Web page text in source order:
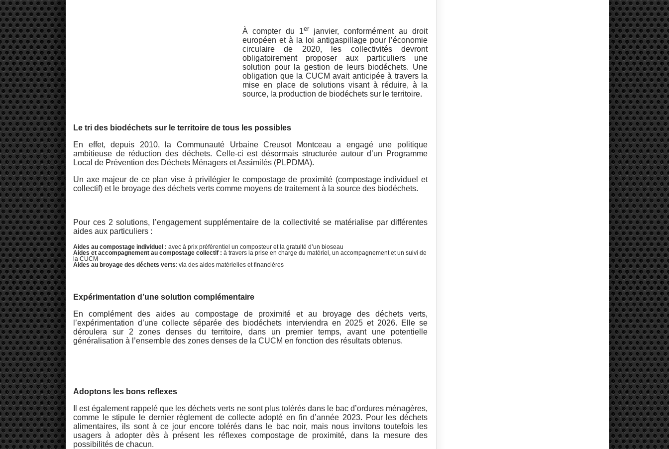
À compter du 1er janvier, conformément au droit
européen et à la loi antigaspillage pour l’économie
circulaire de 2020, les collectivités devront
obligatoirement proposer aux particuliers une
solution pour la gestion de leurs biodéchets. Une
obligation que la CUCM avait anticipée à travers la
mise en place de solutions visant à réduire, à la
source, la production de biodéchets sur le territoire.
Le tri des biodéchets sur le territoire de tous les possibles
En effet, depuis 2010, la Communauté Urbaine Creusot Montceau a engagé une politique
ambitieuse de réduction des déchets. Celle-ci est désormais structurée autour d’un Programme
Local de Prévention des Déchets Ménagers et Assimilés (PLPDMA).
Un axe majeur de ce plan vise à privilégier le compostage de proximité (compostage individuel et
collectif) et le broyage des déchets verts comme moyens de traitement à la source des biodéchets.
Pour ces 2 solutions, l’engagement supplémentaire de la collectivité se matérialise par différentes
aides aux particuliers :
Aides au compostage individuel : avec à prix préférentiel un composteur et la gratuité d’un bioseau
Aides et accompagnement au compostage collectif : à travers la prise en charge du matériel, un accompagnement et un suivi de
la CUCM
Aides au broyage des déchets verts: via des aides matérielles et financières
Expérimentation d’une solution complémentaire
En complément des aides au compostage de proximité et au broyage des déchets verts,
l’expérimentation d’une collecte séparée des biodéchets interviendra en 2025 et 2026. Elle se
déroulera sur 2 zones denses du territoire, dans un premier temps, avant une potentielle
généralisation à l’ensemble des zones denses de la CUCM en fonction des résultats obtenus.
Adoptons les bons reflexes
Il est également rappelé que les déchets verts ne sont plus tolérés dans le bac d’ordures ménagères,
comme le stipule le dernier règlement de collecte adopté en fin d’année 2023. Pour les déchets
alimentaires, ils sont à ce jour encore tolérés dans le bac noir, mais nous invitons toutefois les
usagers à adopter dès à présent les réflexes compostage de proximité, dans la mesure des
possibilités de chacun.